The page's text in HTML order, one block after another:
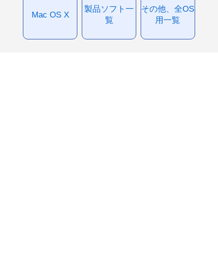
Mac OS X
製品ソフト一
覧
その他、全OS
用一覧